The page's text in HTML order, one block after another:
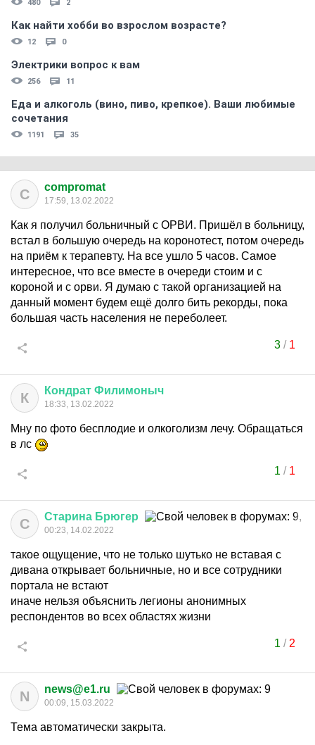
480 2
Как найти хобби во взрослом возрасте?
12 0
Электрики вопрос к вам
256 11
Еда и алкоголь (вино, пиво, крепкое). Ваши любимые
сочетания
1191 35
C compromat
17:59, 13.02.2022
Как я получил больничный с ОРВИ. Пришёл в больницу,
встал в большую очередь на коронотест, потом очередь
на приём к терапевту. На все ушло 5 часов. Самое
интересное, что все вместе в очереди стоим и с
короной и с орви. Я думаю с такой организацией на
данный момент будем ещё долго бить рекорды, пока
большая часть населения не переболеет.
3/ 1
К Кондрат Филимоныч
18:33, 13.02.2022
Мну по фото бесплодие и олкоголизм лечу. Обращаться
в лс
1 / 1
С Старина Брюгер
00:23, 14.02.2022
такое ощущение, что не только шутько не вставая с
дивана открывает больничные, но и все сотрудники
портала не встают
иначе нельзя объяснить легионы анонимных
респондентов во всех областях жизни
1 / 2
N news@e1.ru
00:09, 15.03.2022
Тема автоматически закрыта.